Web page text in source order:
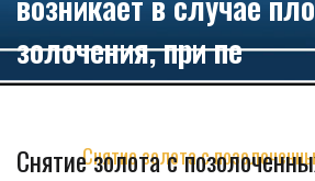
золочения, при пе
Снятие золота с
Снятие золота с